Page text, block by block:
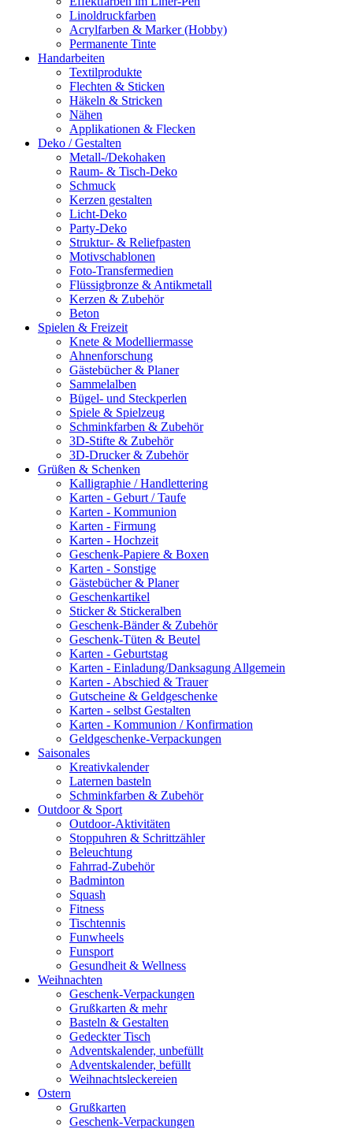
Linoldruckfarben
Acrylfarben & Marker (Hobby)
Permanente Tinte
Handarbeiten
Textilprodukte
Flechten & Sticken
Häkeln & Stricken
Nähen
Applikationen & Flecken
Deko / Gestalten
Metall-/Dekohaken
Raum- & Tisch-Deko
Schmuck
Kerzen gestalten
Licht-Deko
Party-Deko
Struktur- & Reliefpasten
Motivschablonen
Foto-Transfermedien
Flüssigbronze & Antikmetall
Kerzen & Zubehör
Beton
Spielen & Freizeit
Knete & Modelliermasse
Ahnenforschung
Gästebücher & Planer
Sammelalben
Bügel- und Steckperlen
Spiele & Spielzeug
Schminkfarben & Zubehör
3D-Stifte & Zubehör
3D-Drucker & Zubehör
Grüßen & Schenken
Kalligraphie / Handlettering
Karten - Geburt / Taufe
Karten - Kommunion
Karten - Firmung
Karten - Hochzeit
Geschenk-Papiere & Boxen
Karten - Sonstige
Gästebücher & Planer
Geschenkartikel
Sticker & Stickeralben
Geschenk-Bänder & Zubehör
Geschenk-Tüten & Beutel
Karten - Geburtstag
Karten - Einladung/Danksagung Allgemein
Karten - Abschied & Trauer
Gutscheine & Geldgeschenke
Karten - selbst Gestalten
Karten - Kommunion / Konfirmation
Geldgeschenke-Verpackungen
Saisonales
Kreativkalender
Laternen basteln
Schminkfarben & Zubehör
Outdoor & Sport
Outdoor-Aktivitäten
Stoppuhren & Schrittzähler
Beleuchtung
Fahrrad-Zubehör
Badminton
Squash
Fitness
Tischtennis
Funwheels
Funsport
Gesundheit & Wellness
Weihnachten
Geschenk-Verpackungen
Grußkarten & mehr
Basteln & Gestalten
Gedeckter Tisch
Adventskalender, unbefüllt
Adventskalender, befüllt
Weihnachtsleckereien
Ostern
Grußkarten
Geschenk-Verpackungen